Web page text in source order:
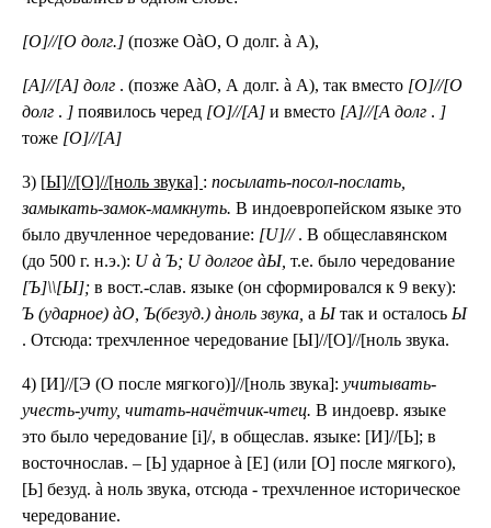
[О]//[О долг.] (позже ОàО, О долг. à А),
[А]//[А] долг . (позже АàО, А долг. à А), так вместо [О]//[О
долг . ] появилось черед [О]//[А] и вместо [А]//[А долг . ]
тоже [О]//[А]
3) [Ы]//[О]//[ноль звука] : посылать-посол-послать,
замыкать-замок-мамкнуть. В индоевропейском языке это
было двучленное чередование: [U]//. В общеславянском
(до 500 г. н.э.): U à Ъ; U долгое àЫ, т.е. было чередование
[Ъ]\\[Ы]; в вост.-слав. языке (он сформировался к 9 веку):
Ъ (ударное) àО, Ъ(безуд.) àноль звука, а Ытак и осталось Ы
. Отсюда: трехчленное чередование [Ы]//[О]//[ноль звука.
4) [И]//[Э (О после мягкого)]//[ноль звука]: учитывать-
учесть-учту, читать-начётчик-чтец. В индоевр. языке
это было чередование [i]/, в общеслав. языке: [И]//[Ь]; в
восточнослав. – [Ь] ударное à [Е] (или [О] после мягкого),
[Ь] безуд. à ноль звука, отсюда - трехчленное историческое
чередование.